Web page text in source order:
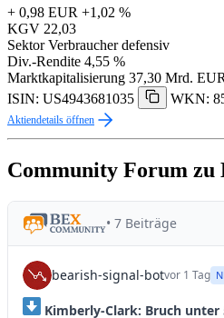
+ 0,98 EUR +1,02 %
KGV 22,03
Sektor Verbraucher defensiv
Div.-Rendite 4,55 %
Marktkapitalisierung 37,30 Mrd. EUR
ISIN: US4943681035
WKN:
Aktiendetails öffnen
Community Forum